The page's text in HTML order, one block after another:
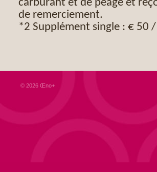
carburant et de péage et
de remerciement.
*2 Supplément single : € 50
© 2026 Œno+